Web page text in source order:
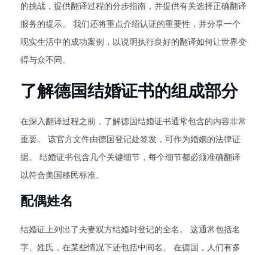
的挑战，提供翻译过程的分步指南，并提供有关选择正确翻译
服务的提示。 我们还将重点介绍认证的重要性，并分享一个
现实生活中的成功案例，以说明执行良好的翻译如何让世界变
得与众不同。
了解德国结婚证书的组成部分
在深入翻译过程之前，了解德国结婚证书通常包含的内容非常
重要。 该官方文件由德国登记处签发，可作为婚姻的法律证
据。 结婚证书包含几个关键细节，每个细节都必须准确翻译
以符合美国移民标准。
配偶姓名
结婚证上列出了夫妻双方结婚时登记的全名。 这通常包括名
字、姓氏，在某些情况下还包括中间名。 在德国，人们有多